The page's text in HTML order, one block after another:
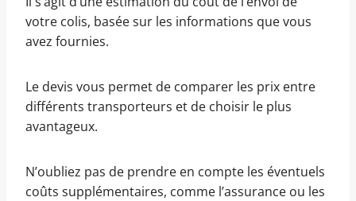
votre colis, basée sur les informations que vous
avez fournies.
Le devis vous permet de comparer les prix entre
différents transporteurs et de choisir le plus
avantageux.
N’oubliez pas de prendre en compte les éventuels
coûts supplémentaires, comme l’assurance ou les